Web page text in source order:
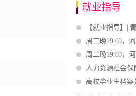
就业指导
【就业指导】||
周二晚19:00，
周二晚19:00，
人力资源社会保
高校毕业生档案